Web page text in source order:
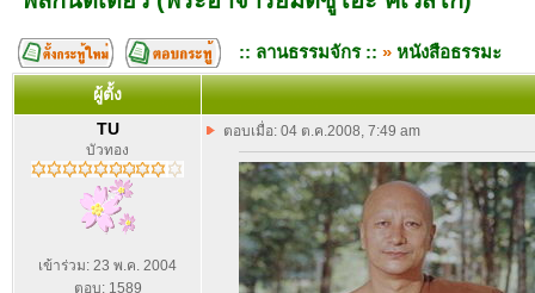
:: ลานธรรมจักร :: » หนังสือธรรมะ
ผู้ตั้ง
TU
บัวทอง
เข้าร่วม: 23 พ.ค. 2004
ตอบ: 1589
ตอบเมื่อ: 04 ต.ค.2008, 7:49 am